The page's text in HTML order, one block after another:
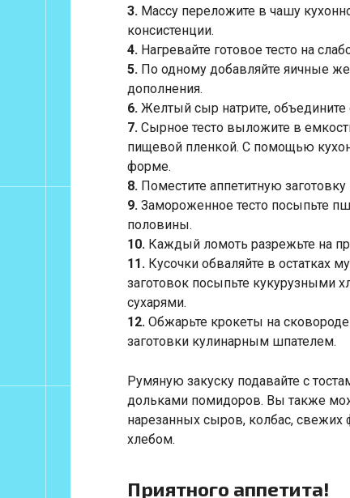
3. Массу переложите в чашу
консистенции.
4. Нагревайте готовое тесто на
5. По одному добавляйте яичные
дополнения.
6. Желтый сыр натрите, объедините
7. Сырное тесто выложите в
пищевой пленкой. С помощью
форме.
8. Поместите аппетитную
9. Замороженное тесто посыпьте
половины.
10. Каждый ломоть разрежьте на
11. Кусочки обваляйте в остатках
заготовок посыпьте
сухарями.
12. Обжарьте крокеты на
заготовки кулинарным шпателем.
Румяную закуску подавайте с
дольками помидоров. Вы также
нарезанных сыров, колбас,
хлебом.
Приятного аппетита!